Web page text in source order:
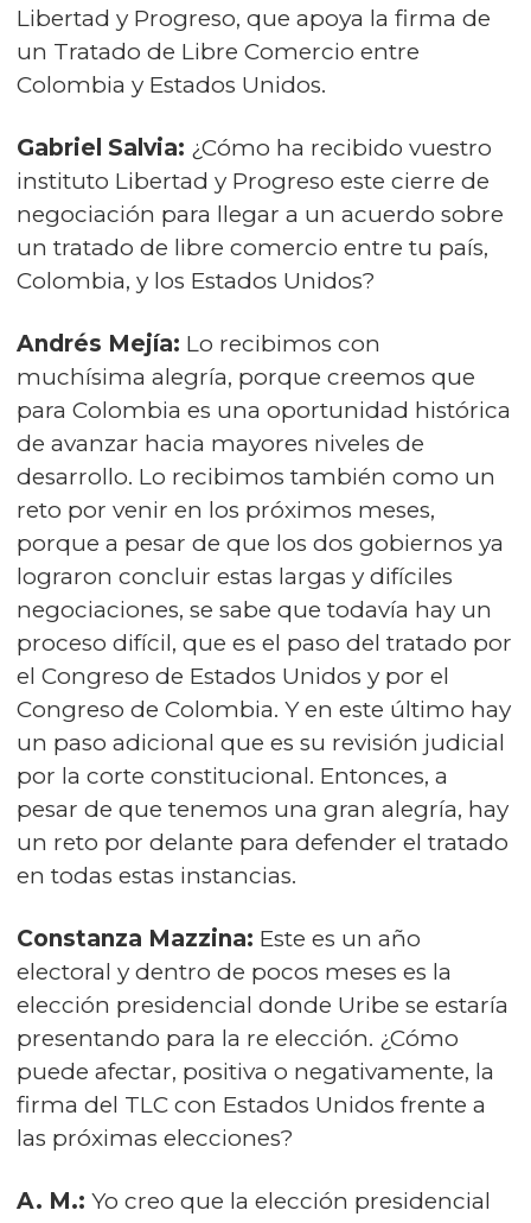
Libertad y Progreso, que apoya la firma de
un Tratado de Libre Comercio entre
Colombia y Estados Unidos.
Gabriel Salvia: ¿Cómo ha recibido vuestro
instituto Libertad y Progreso este cierre de
negociación para llegar a un acuerdo sobre
un tratado de libre comercio entre tu país,
Colombia, y los Estados Unidos?
Andrés Mejía: Lo recibimos con
muchísima alegría, porque creemos que
para Colombia es una oportunidad histórica
de avanzar hacia mayores niveles de
desarrollo. Lo recibimos también como un
reto por venir en los próximos meses,
porque a pesar de que los dos gobiernos ya
lograron concluir estas largas y difíciles
negociaciones, se sabe que todavía hay un
proceso difícil, que es el paso del tratado por
el Congreso de Estados Unidos y por el
Congreso de Colombia. Y en este último hay
un paso adicional que es su revisión judicial
por la corte constitucional. Entonces, a
pesar de que tenemos una gran alegría, hay
un reto por delante para defender el tratado
en todas estas instancias.
Constanza Mazzina: Este es un año
electoral y dentro de pocos meses es la
elección presidencial donde Uribe se estaría
presentando para la re elección. ¿Cómo
puede afectar, positiva o negativamente, la
firma del TLC con Estados Unidos frente a
las próximas elecciones?
A. M.: Yo creo que la elección presidencial